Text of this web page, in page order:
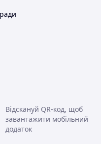
Відскануй QR-код, щоб
завантажити мобільний
додаток